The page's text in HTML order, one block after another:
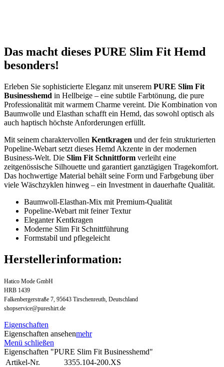
Das macht dieses PURE Slim Fit Hemd
besonders!
Erleben Sie sophisticierte Eleganz mit unserem PURE Slim Fit
Businesshemd in Hellbeige – eine subtile Farbtönung, die pure
Professionalität mit warmem Charme vereint. Die Kombination von
Baumwolle und Elasthan schafft ein Hemd, das sowohl optisch als
auch haptisch höchste Anforderungen erfüllt.
Mit seinem charaktervollen Kentkragen und der fein strukturierten
Popeline-Webart setzt dieses Hemd Akzente in der modernen
Business-Welt. Die Slim Fit Schnittform verleiht eine
zeitgenössische Silhouette und garantiert ganztägigen Tragekomfort.
Das hochwertige Material behält seine Form und Farbgebung über
viele Wäschzyklen hinweg – ein Investment in dauerhafte Qualität.
Baumwoll-Elasthan-Mix mit Premium-Qualität
Popeline-Webart mit feiner Textur
Eleganter Kentkragen
Moderne Slim Fit Schnittführung
Formstabil und pflegeleicht
Herstellerinformation:
Hatico Mode GmbH
HRB 1439
Falkenbergerstraße 7, 95643 Tirschenreuth, Deutschland
shopservice@pureshirt.de
Eigenschaften
Eigenschaften ansehenmehr
Menü schließen
Eigenschaften "PURE Slim Fit Businesshemd"
Artikel-Nr.
3355.104-200.XS